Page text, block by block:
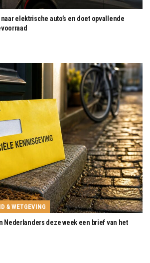
elektrische auto’s en doet opvallende
& WETGEVING
Nederlanders deze week een brief van het